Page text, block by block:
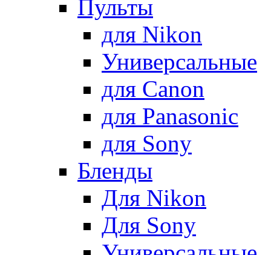
Пульты
для Nikon
Универсальные
для Canon
для Panasonic
для Sony
Бленды
Для Nikon
Для Sony